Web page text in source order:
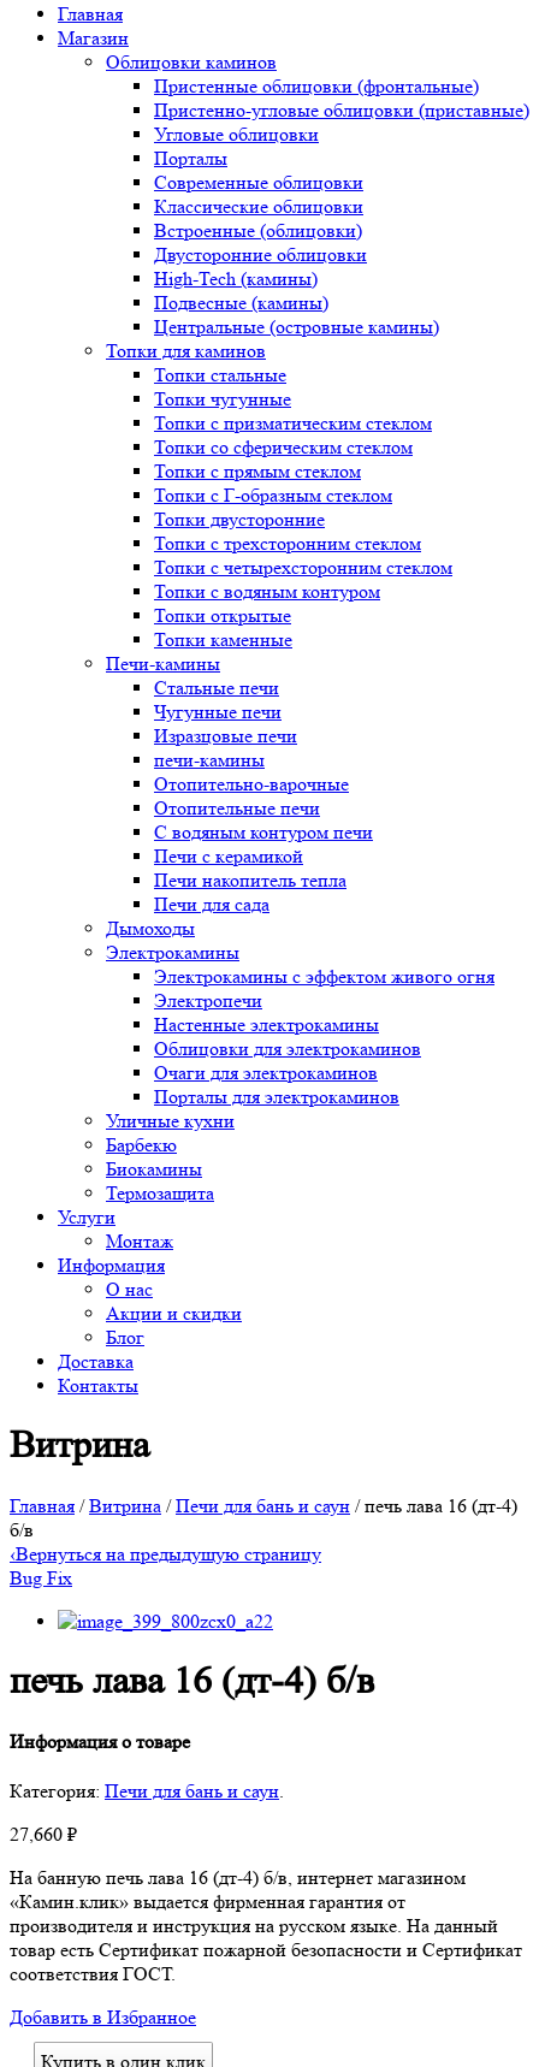
Главная
Магазин
Облицовки каминов
Пристенные облицовки (фронтальные)
Пристенно-угловые облицовки (приставные)
Угловые облицовки
Порталы
Современные облицовки
Классические облицовки
Встроенные (облицовки)
Двусторонние облицовки
High-Tech (камины)
Подвесные (камины)
Центральные (островные камины)
Топки для каминов
Топки стальные
Топки чугунные
Топки с призматическим стеклом
Топки со сферическим стеклом
Топки с прямым стеклом
Топки с Г-образным стеклом
Топки двусторонние
Топки с трехсторонним стеклом
Топки с четырехсторонним стеклом
Топки с водяным контуром
Топки открытые
Топки каменные
Печи-камины
Стальные печи
Чугунные печи
Изразцовые печи
печи-камины
Отопительно-варочные
Отопительные печи
С водяным контуром печи
Печи с керамикой
Печи накопитель тепла
Печи для сада
Дымоходы
Электрокамины
Электрокамины с эффектом живого огня
Электропечи
Настенные электрокамины
Облицовки для электрокаминов
Очаги для электрокаминов
Порталы для электрокаминов
Уличные кухни
Барбекю
Биокамины
Термозащита
Услуги
Монтаж
Информация
О нас
Акции и скидки
Блог
Доставка
Контакты
Витрина
Главная /Витрина /Печи для бань и саун / печь лава 16 (дт-4)
б/в
‹Вернуться на предыдущую страницу
Bug Fix
печь лава 16 (дт-4) б/в
Информация о товаре
Категория: Печи для бань и саун.
27,660 ₽
На банную печь лава 16 (дт-4) б/в, интернет магазином
«Камин.клик» выдается фирменная гарантия от
производителя и инструкция на русском языке. На данный
товар есть Сертификат пожарной безопасности и Сертификат
соответствия ГОСТ.
Добавить в Избранное
Купить в один клик